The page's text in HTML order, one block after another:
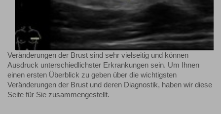
Veränderungen der Brust sind sehr vielseitig und können
Ausdruck unterschiedlichster Erkrankungen sein. Um Ihnen
einen ersten Überblick zu geben über die wichtigsten
Veränderungen der Brust und deren Diagnostik, haben wir diese
Seite für Sie zusammengestellt.